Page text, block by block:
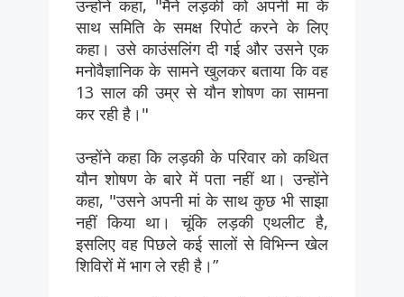
उन्होंने कहा, "मैंने लड़की को अपनी मां के
साथ समिति के समक्ष रिपोर्ट करने के लिए
कहा। उसे काउंसलिंग दी गई और उसने एक
मनोवैज्ञानिक के सामने खुलकर बताया कि वह
13 साल की उम्र से यौन शोषण का सामना
कर रही है।"
उन्होंने कहा कि लड़की के परिवार को कथित
यौन शोषण के बारे में पता नहीं था। उन्होंने
कहा, "उसने अपनी मां के साथ कुछ भी साझा
नहीं किया था। चूंकि लड़की एथलीट है,
इसलिए वह पिछले कई सालों से विभिन्न खेल
शिविरों में भाग ले रही है।”